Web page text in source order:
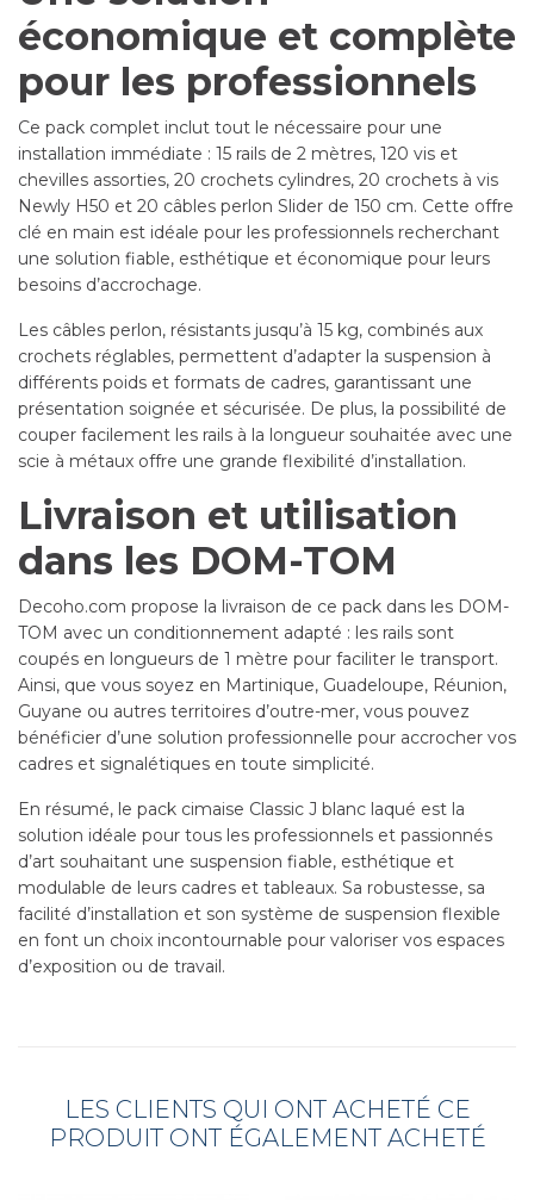
économique et complète
pour les professionnels
Ce pack complet inclut tout le nécessaire pour une
installation immédiate : 15 rails de 2 mètres, 120 vis et
chevilles assorties, 20 crochets cylindres, 20 crochets à vis
Newly H50 et 20 câbles perlon Slider de 150 cm. Cette offre
clé en main est idéale pour les professionnels recherchant
une solution fiable, esthétique et économique pour leurs
besoins d’accrochage.
Les câbles perlon, résistants jusqu’à 15 kg, combinés aux
crochets réglables, permettent d’adapter la suspension à
différents poids et formats de cadres, garantissant une
présentation soignée et sécurisée. De plus, la possibilité de
couper facilement les rails à la longueur souhaitée avec une
scie à métaux offre une grande flexibilité d’installation.
Livraison et utilisation
dans les DOM-TOM
Decoho.com propose la livraison de ce pack dans les DOM-
TOM avec un conditionnement adapté : les rails sont
coupés en longueurs de 1 mètre pour faciliter le transport.
Ainsi, que vous soyez en Martinique, Guadeloupe, Réunion,
Guyane ou autres territoires d’outre-mer, vous pouvez
bénéficier d’une solution professionnelle pour accrocher vos
cadres et signalétiques en toute simplicité.
En résumé, le pack cimaise Classic J blanc laqué est la
solution idéale pour tous les professionnels et passionnés
d’art souhaitant une suspension fiable, esthétique et
modulable de leurs cadres et tableaux. Sa robustesse, sa
facilité d’installation et son système de suspension flexible
en font un choix incontournable pour valoriser vos espaces
d’exposition ou de travail.
LES CLIENTS QUI ONT ACHETÉ CE
PRODUIT ONT ÉGALEMENT ACHETÉ